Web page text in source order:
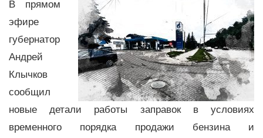
В прямом
эфире
губернатор
Андрей
Клычков
сообщил
новые детали работы заправок в условиях
временного порядка продажи бензина и